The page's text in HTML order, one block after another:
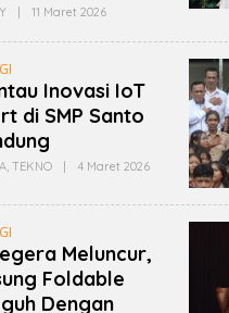
| 11 Maret 2026Oleh
Inovasi IoT
di SMP Santo
, TEKNO | 4 Maret 2026Oleh
Meluncur,
Foldable
Dengan